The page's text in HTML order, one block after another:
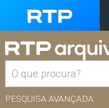
PESQUISA AVANÇADA